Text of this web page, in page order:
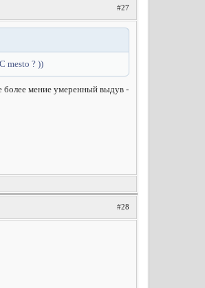
#27
mesto ? ))
более мение умеренный выдув -
#28